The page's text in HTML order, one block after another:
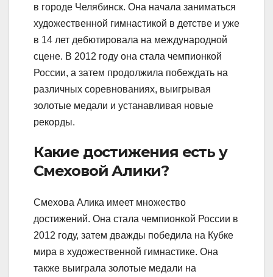
в городе Челябинск. Она начала заниматься
художественной гимнастикой в детстве и уже
в 14 лет дебютировала на международной
сцене. В 2012 году она стала чемпионкой
России, а затем продолжила побеждать на
различных соревнованиях, выигрывая
золотые медали и устанавливая новые
рекорды.
Какие достижения есть у
Смеховой Алики?
Смехова Алика имеет множество
достижений. Она стала чемпионкой России в
2012 году, затем дважды победила на Кубке
мира в художественной гимнастике. Она
также выиграла золотые медали на